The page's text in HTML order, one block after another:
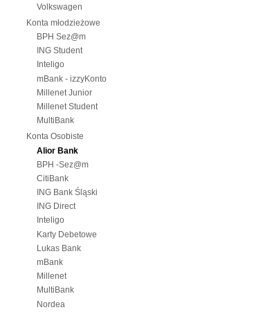
Volkswagen
Konta młodzieżowe
BPH Sez@m
ING Student
Inteligo
mBank - izzyKonto
Millenet Junior
Millenet Student
MultiBank
Konta Osobiste
Alior Bank
BPH -Sez@m
CitiBank
ING Bank Śląski
ING Direct
Inteligo
Karty Debetowe
Lukas Bank
mBank
Millenet
MultiBank
Nordea